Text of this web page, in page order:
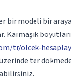
bir modeli bir
Karmaşık
tr/olcek-
üzerinde ter